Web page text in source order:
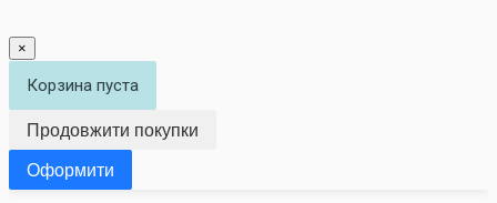
×
Корзина пуста
Продовжити покупки
Оформити